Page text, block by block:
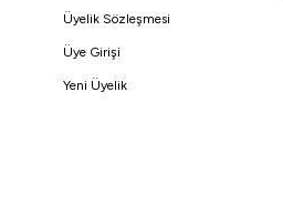
Üyelik Sözleşmesi
Üye Girişi
Yeni Üyelik